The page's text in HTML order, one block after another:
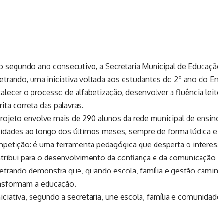
segundo ano consecutivo, a Secretaria Municipal de
uma iniciativa voltada aos estudantes do 2º ano do
o processo de alfabetização, desenvolver a fluência
correta das palavras.
envolve mais de 290 alunos da rede municipal de
ao longo dos últimos meses, sempre de forma lúdica
é uma ferramenta pedagógica que desperta o
para o desenvolvimento da confiança e da
demonstra que, quando escola, família e gestão
a educação.
segundo a secretaria, une escola, família e